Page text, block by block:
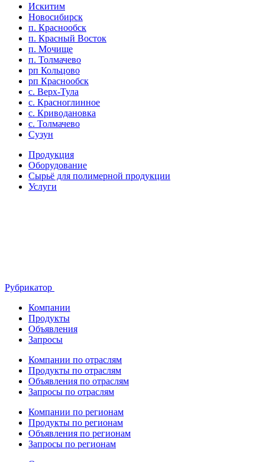
Искитим
Новосибирск
п. Краснообск
п. Красный Восток
п. Мочище
п. Толмачево
рп Кольцово
рп Краснообск
с. Верх-Тула
с. Красноглинное
с. Криводановка
с. Толмачево
Сузун
Продукция
Оборудование
Сырьё для полимерной продукции
Услуги
Рубрикатор
Компании
Продукты
Объявления
Запросы
Компании по отраслям
Продукты по отраслям
Объявления по отраслям
Запросы по отраслям
Компании по регионам
Продукты по регионам
Объявления по регионам
Запросы по регионам